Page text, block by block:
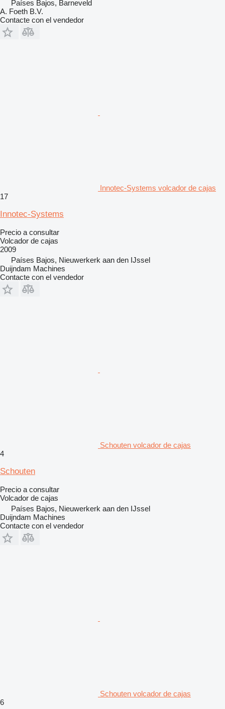
Países Bajos, Barneveld
A. Foeth B.V.
Contacte con el vendedor
Innotec-Systems volcador de cajas
17
Innotec-Systems
Precio a consultar
Volcador de cajas
2009
Países Bajos, Nieuwerkerk aan den IJssel
Duijndam Machines
Contacte con el vendedor
Schouten volcador de cajas
4
Schouten
Precio a consultar
Volcador de cajas
Países Bajos, Nieuwerkerk aan den IJssel
Duijndam Machines
Contacte con el vendedor
Schouten volcador de cajas
6